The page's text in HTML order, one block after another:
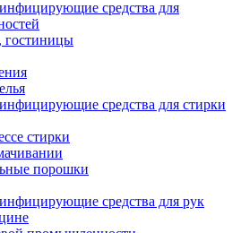
средства для
средства для стирки
стирки
порошки
средства для рук